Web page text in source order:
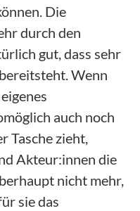
Die
durch den
gut, dass sehr
Wenn
auch noch
Tasche zieht,
Akteur:innen die
nicht mehr,
sie das